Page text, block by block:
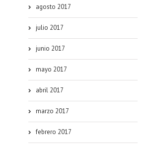
agosto 2017
julio 2017
junio 2017
mayo 2017
abril 2017
marzo 2017
febrero 2017